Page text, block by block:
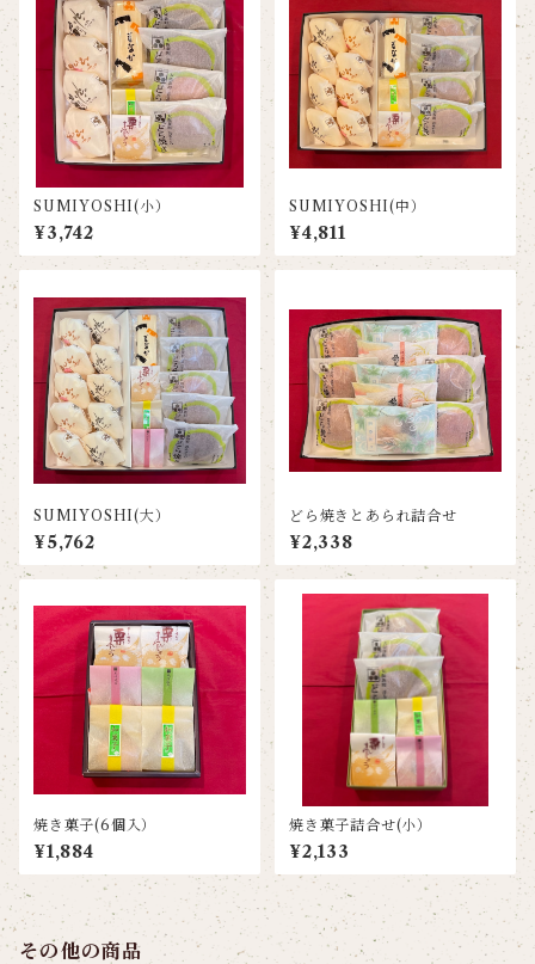
SUMIYOSHI(小）
¥3,742
SUMIYOSHI(中）
¥4,811
SUMIYOSHI(大）
¥5,762
どら焼きとあられ詰合せ
¥2,338
焼き菓子(6個入）
¥1,884
焼き菓子詰合せ(小）
¥2,133
その他の商品